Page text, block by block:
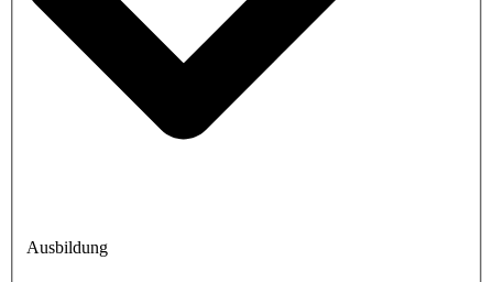
Ausbildung